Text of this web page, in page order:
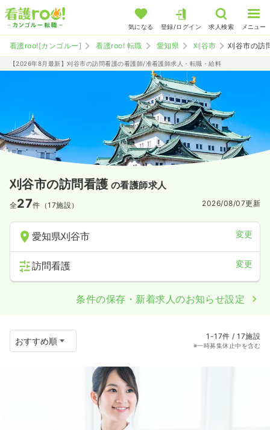
気になる 登録/ログイン 求人検索 メニュー
看護roo![カンゴルー] 看護roo! 転職 愛知県 刈谷市 刈谷市の訪
【2026年8月最新】刈谷市の訪問看護の看護師/准看護師求人・転職・給料
刈谷市の訪問看護 の看護師求人
全27件（17施設） 2026/08/07更新
愛知県刈谷市 変更
訪問看護 変更
条件の保存・新着求人のお知らせ設定
1-17件 / 17施設
※一時募集休止中を含む